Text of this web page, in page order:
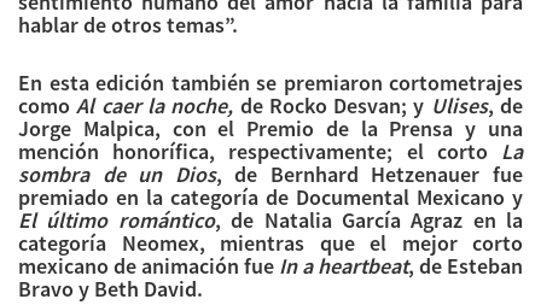
hablar de otros temas”.
En esta edición también se premiaron cortometrajes
comoAl caer la noche, de Rocko Desvan; y Ulises, de
Jorge Malpica, con el Premio de la Prensa y una
mención honorífica, respectivamente; el corto La
sombra de un Dios, de Bernhard Hetzenauer fue
premiado en la categoría de Documental Mexicano y
El último romántico, de Natalia García Agraz en la
categoría Neomex, mientras que el mejor corto
mexicano de animación fue In a heartbeat, de Esteban
Bravo y Beth David.